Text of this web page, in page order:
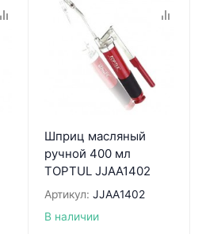
Шприц масляный
ручной 400 мл
TOPTUL JJAA1402
Артикул: JJAA1402
В наличии